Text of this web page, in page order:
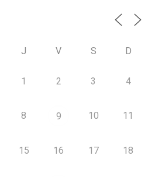
J V S D
1 2 3 4
8 9 10 11
15 16 17 18